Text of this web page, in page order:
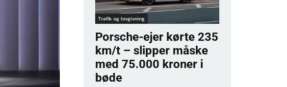
Trafik og lovgivning
Porsche-ejer kørte 235
km/t – slipper måske
med 75.000 kroner i
bøde